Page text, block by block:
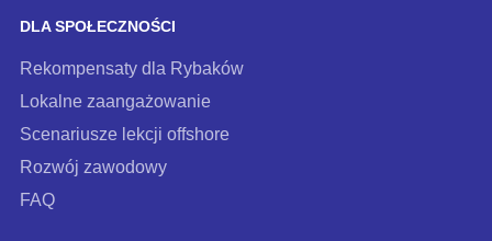
DLA SPOŁECZNOŚCI
Rekompensaty dla Rybaków
Lokalne zaangażowanie
Scenariusze lekcji offshore
Rozwój zawodowy
FAQ